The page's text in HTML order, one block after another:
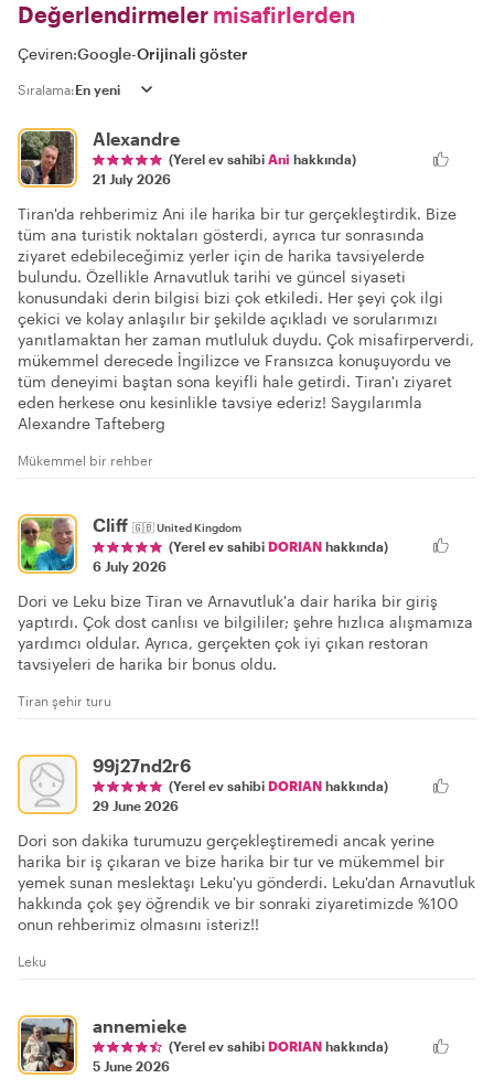
Değerlendirmeler misafirlerden
Çeviren:Google-Orijinali göster
Sıralama:
Alexandre
(Yerel ev sahibi Ani hakkında)
21 July 2026
Tiran'da rehberimiz Ani ile harika bir tur gerçekleştirdik. Bize
tüm ana turistik noktaları gösterdi, ayrıca tur sonrasında
ziyaret edebileceğimiz yerler için de harika tavsiyelerde
bulundu. Özellikle Arnavutluk tarihi ve güncel siyaseti
konusundaki derin bilgisi bizi çok etkiledi. Her şeyi çok ilgi
çekici ve kolay anlaşılır bir şekilde açıkladı ve sorularımızı
yanıtlamaktan her zaman mutluluk duydu. Çok misafirperverdi,
mükemmel derecede İngilizce ve Fransızca konuşuyordu ve
tüm deneyimi baştan sona keyifli hale getirdi. Tiran'ı ziyaret
eden herkese onu kesinlikle tavsiye ederiz! Saygılarımla
Alexandre Tafteberg
Mükemmel bir rehber
Cliff 🇬🇧United Kingdom
(Yerel ev sahibi DORIAN hakkında)
6 July 2026
Dori ve Leku bize Tiran ve Arnavutluk'a dair harika bir giriş
yaptırdı. Çok dost canlısı ve bilgililer; şehre hızlıca alışmamıza
yardımcı oldular. Ayrıca, gerçekten çok iyi çıkan restoran
tavsiyeleri de harika bir bonus oldu.
Tiran şehir turu
99j27nd2r6
(Yerel ev sahibi DORIAN hakkında)
29 June 2026
Dori son dakika turumuzu gerçekleştiremedi ancak yerine
harika bir iş çıkaran ve bize harika bir tur ve mükemmel bir
yemek sunan meslektaşı Leku'yu gönderdi. Leku'dan Arnavutluk
hakkında çok şey öğrendik ve bir sonraki ziyaretimizde %100
onun rehberimiz olmasını isteriz!!
Leku
annemieke
(Yerel ev sahibi DORIAN hakkında)
5 June 2026